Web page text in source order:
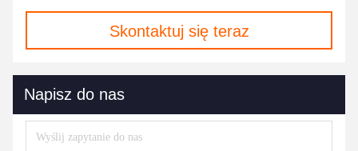
Skontaktuj się teraz
Napisz do nas